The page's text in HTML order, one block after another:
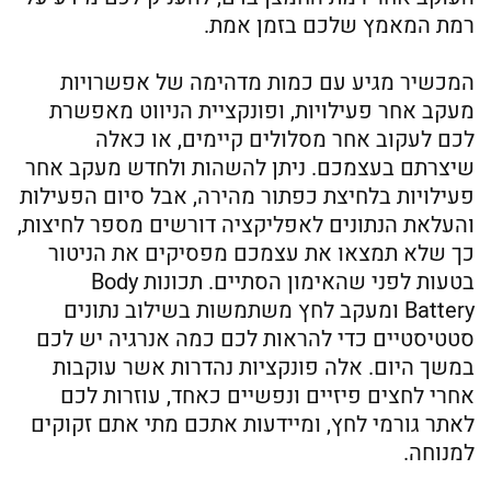
רמת המאמץ שלכם בזמן אמת.
המכשיר מגיע עם כמות מדהימה של אפשרויות
מעקב אחר פעילויות, ופונקציית הניווט מאפשרת
לכם לעקוב אחר מסלולים קיימים, או כאלה
שיצרתם בעצמכם. ניתן להשהות ולחדש מעקב אחר
פעילויות בלחיצת כפתור מהירה, אבל סיום הפעילות
והעלאת הנתונים לאפליקציה דורשים מספר לחיצות,
כך שלא תמצאו את עצמכם מפסיקים את הניטור
בטעות לפני שהאימון הסתיים. תכונות Body
Battery ומעקב לחץ משתמשות בשילוב נתונים
סטטיסטיים כדי להראות לכם כמה אנרגיה יש לכם
במשך היום. אלה פונקציות נהדרות אשר עוקבות
אחרי לחצים פיזיים ונפשיים כאחד, עוזרות לכם
לאתר גורמי לחץ, ומיידעות אתכם מתי אתם זקוקים
למנוחה.